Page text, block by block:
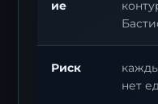
ие
Риск
нет